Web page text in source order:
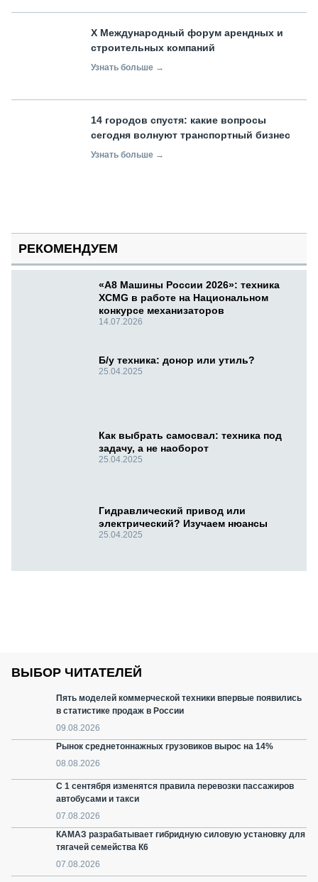
X Международный форум арендных и
строительных компаний
Узнать больше →
14 городов спустя: какие вопросы
сегодня волнуют транспортный бизнес
Узнать больше →
РЕКОМЕНДУЕМ
«А8 Машины России 2026»: техника
XCMG в работе на Национальном
конкурсе механизаторов
14.07.2026
Б/у техника: донор или утиль?
25.04.2025
Как выбрать самосвал: техника под
задачу, а не наоборот
25.04.2025
Гидравлический привод или
электрический? Изучаем нюансы
25.04.2025
ВЫБОР ЧИТАТЕЛЕЙ
Пять моделей коммерческой техники впервые появились
в статистике продаж в России
09.08.2026
Рынок среднетоннажных грузовиков вырос на 14%
08.08.2026
С 1 сентября изменятся правила перевозки пассажиров
автобусами и такси
07.08.2026
КАМАЗ разрабатывает гибридную силовую установку для
тягачей семейства К6
07.08.2026